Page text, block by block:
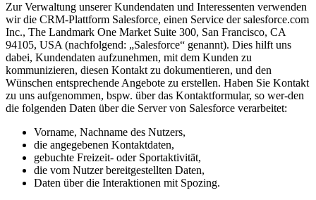
Zur Verwaltung unserer Kundendaten und Interessenten verwenden
wir die CRM-Plattform Salesforce, einen Service der salesforce.com
Inc., The Landmark One Market Suite 300, San Francisco, CA
94105, USA (nachfolgend: „Salesforce“ genannt). Dies hilft uns
dabei, Kundendaten aufzunehmen, mit dem Kunden zu
kommunizieren, diesen Kontakt zu dokumentieren, und den
Wünschen entsprechende Angebote zu erstellen. Haben Sie Kontakt
zu uns aufgenommen, bspw. über das Kontaktformular, so wer-den
die folgenden Daten über die Server von Salesforce verarbeitet:
Vorname, Nachname des Nutzers,
die angegebenen Kontaktdaten,
gebuchte Freizeit- oder Sportaktivität,
die vom Nutzer bereitgestellten Daten,
Daten über die Interaktionen mit Spozing.